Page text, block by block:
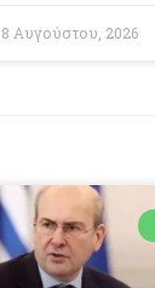
8 Αυγούστου, 2026